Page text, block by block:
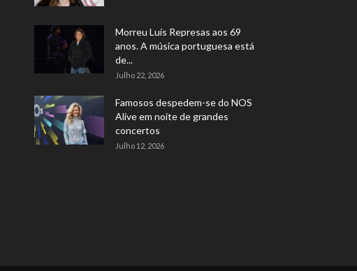
Morreu Luís Represas aos 69
anos. A música portuguesa está
de...
Julho 22, 2026
Famosos despedem-se do NOS
Alive em noite de grandes
concertos
Julho 12, 2026